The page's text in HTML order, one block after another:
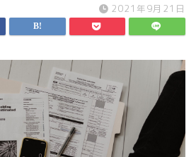
2021年9月21日